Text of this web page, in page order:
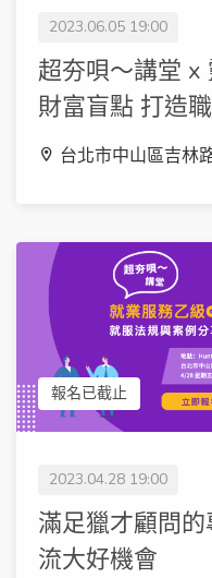
2023.06.05 19:00
超夯唄～講堂 x
財富盲點 打造
台北市中山區吉林
報名已截止
2023.04.28 19:00
滿足獵才顧問
流大好機會